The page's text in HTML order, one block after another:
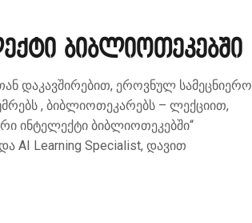
ბიბლიოთეკებში
დაკავშირებით, ეროვნულ სამეცნიერო
, ბიბლიოთეკარებს – ლექციით,
ინტელექტი ბიბლიოთეკებში“
AI Learning Specialist, დავით